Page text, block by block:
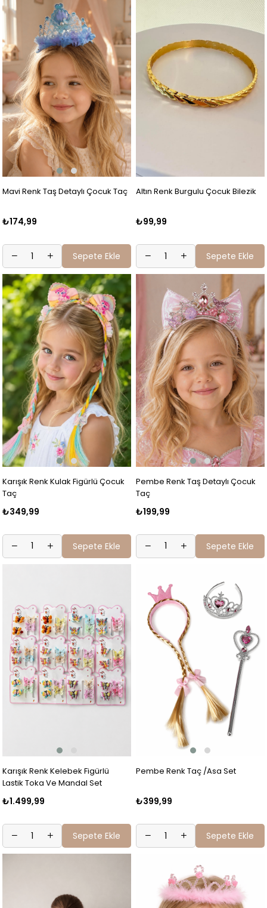
Mavi Renk Taş Detaylı Çocuk Taç
₺174,99
Sepete Ekle
Altın Renk Burgulu Çocuk Bilezik
₺99,99
Sepete Ekle
Karışık Renk Kulak Figürlü Çocuk
Taç
₺349,99
Sepete Ekle
Pembe Renk Taş Detaylı Çocuk
Taç
₺199,99
Sepete Ekle
Karışık Renk Kelebek Figürlü
Lastik Toka Ve Mandal Set
₺1.499,99
Sepete Ekle
Pembe Renk Taç /Asa Set
₺399,99
Sepete Ekle